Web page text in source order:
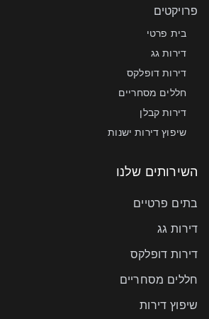
פרויקטים
בית פרטי
דירות גג
דירות דופלקס
חללים מסחריים
דירות קבלן
שיפוץ דירות ישנות
השירותים שלנו
בתים פרטיים
דירות גג
דירות דופלקס
חללים מסחריים
שיפוץ דירות